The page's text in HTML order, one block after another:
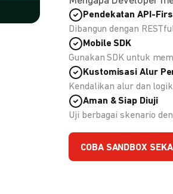
Pendekatan API-
Dibangun dengan
Mobile SDK
Gunakan SDK untuk
Kustomisasi Alur
Kendalikan alur dan
Aman & Siap Diuji
Uji berbagai skenario
COBA SANDBOX